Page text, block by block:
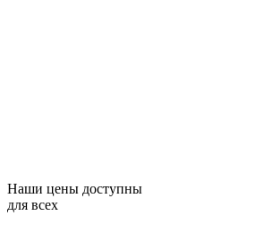
Наши цены доступны
для всех